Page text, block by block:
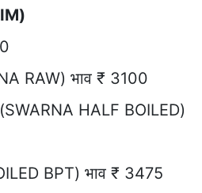
RAW) भाव ₹ 3100
(SWARNA HALF BOILED)
BPT) भाव ₹ 3475